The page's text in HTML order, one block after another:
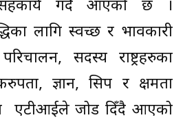
सहकार्य गर्दै आएको छ ।
लागि स्वच्छ र प्रभावकारी
सदस्य राष्ट्रहरुका
ज्ञान, सिप र क्षमता
एटीआईले जोड दिँदै आएको